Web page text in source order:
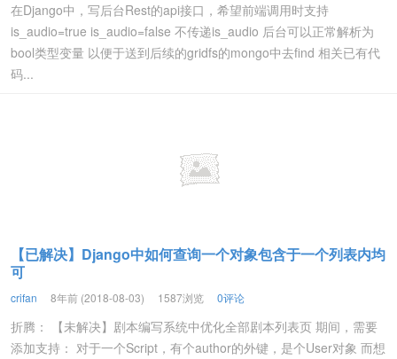
在Django中，写后台Rest的api接口，希望前端调用时支持
is_audio=true is_audio=false 不传递is_audio 后台可以正常解析为
bool类型变量 以便于送到后续的gridfs的mongo中去find 相关已有代
码...
【已解决】Django中如何查询一个对象包含于一个列表内均
可
crifan 8年前 (2018-08-03) 1587浏览 0评论
折腾： 【未解决】剧本编写系统中优化全部剧本列表页 期间，需要
添加支持： 对于一个Script，有个author的外键，是个User对象 而想